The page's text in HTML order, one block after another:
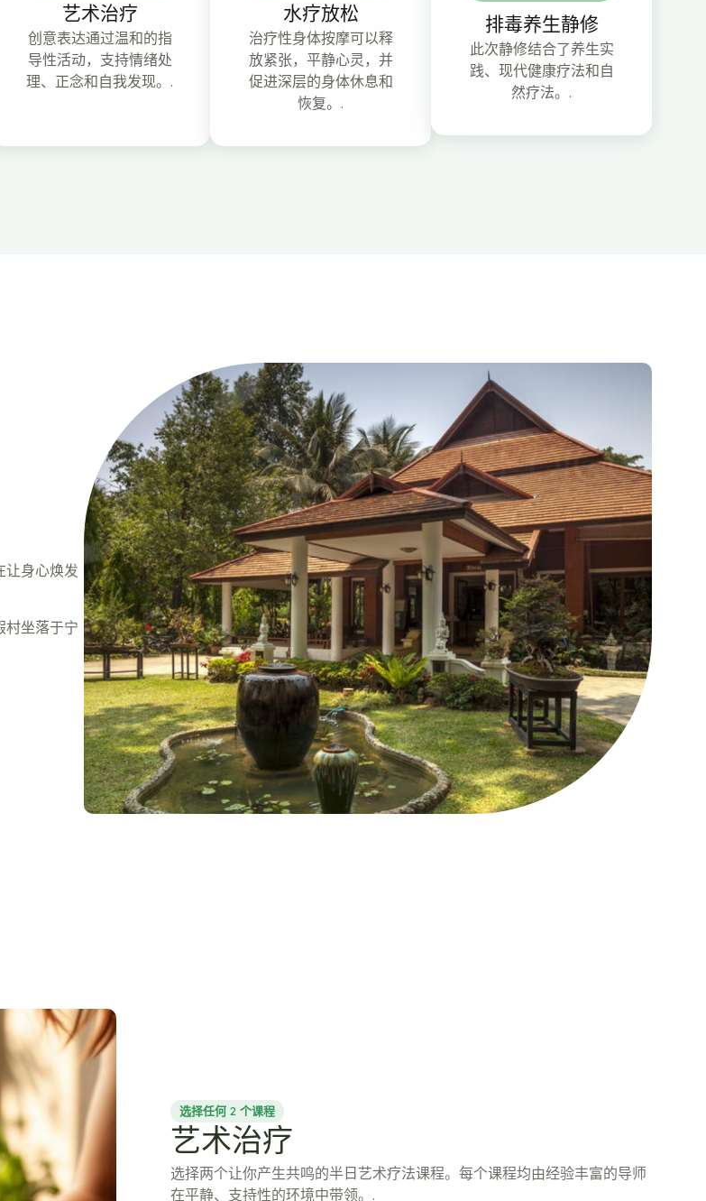
艺术治疗
创意表达通过温和的指
导性活动，支持情绪处
理、正念和自我发现。.
水疗放松
治疗性身体按摩可以释
放紧张，平静心灵，并
促进深层的身体休息和
恢复。.
排毒养生静修
此次静修结合了养生实
践、现代健康疗法和自
然疗法。.
让身心焕发
村坐落于宁
选择任何 2 个课程
艺术治疗
选择两个让你产生共鸣的半日艺术疗法课程。每个课程均由经验丰富的导师
在平静、支持性的环境中带领。.